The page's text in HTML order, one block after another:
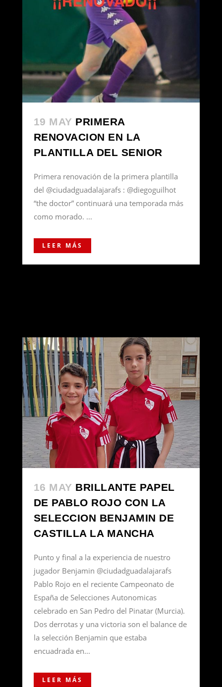
19 MAY PRIMERA
RENOVACION EN LA
PLANTILLA DEL SENIOR
Primera renovación de la primera plantilla
del @ciudadguadalajarafs : @diegoguilhot
“the doctor” continuará una temporada más
como morado. ...
LEER MÁS
16 MAY BRILLANTE PAPEL
DE PABLO ROJO CON LA
SELECCION BENJAMIN DE
CASTILLA LA MANCHA
Punto y final a la experiencia de nuestro
jugador Benjamin @ciudadguadalajarafs
Pablo Rojo en el reciente Campeonato de
España de Selecciones Autonomicas
celebrado en San Pedro del Pinatar (Murcia).
Dos derrotas y una victoria son el balance de
la selección Benjamin que estaba
encuadrada en...
LEER MÁS